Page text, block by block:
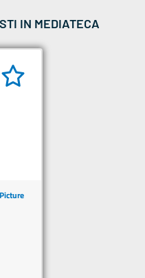
IN MEDIATECA
Picture